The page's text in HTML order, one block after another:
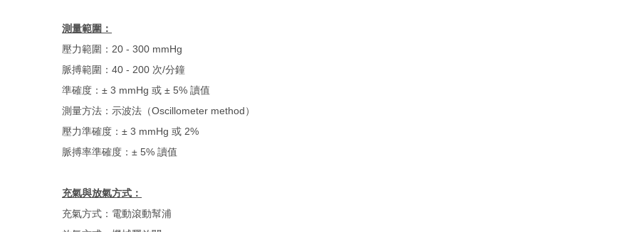
測量範圍：
壓力範圍：20 - 300 mmHg
脈搏範圍：40 - 200 次/分鐘
準確度：± 3 mmHg 或 ± 5% 讀值
測量方法：示波法（Oscillometer method）
壓力準確度：± 3 mmHg 或 2%
脈搏率準確度：± 5% 讀值
充氣與放氣方式：
充氣方式：電動滾動幫浦